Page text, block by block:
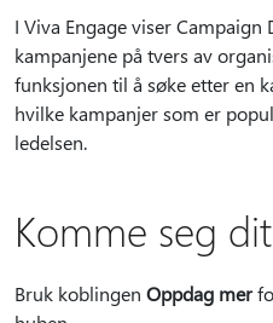
I Viva Engage viser
kampanjene på tvers av
funksjonen til å søke etter en
hvilke kampanjer som er
ledelsen.
Komme seg dit
Bruk koblingen Oppdag mer